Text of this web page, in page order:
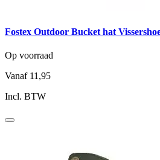
Fostex Outdoor Bucket hat
Op voorraad
Vanaf 11,95
Incl. BTW